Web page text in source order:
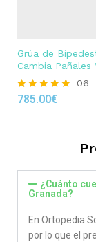
Grúa de
Cambia Pañales
Rated
06
785.00€
¿Cuánto
Granada?
En Ortopedia
por lo que el